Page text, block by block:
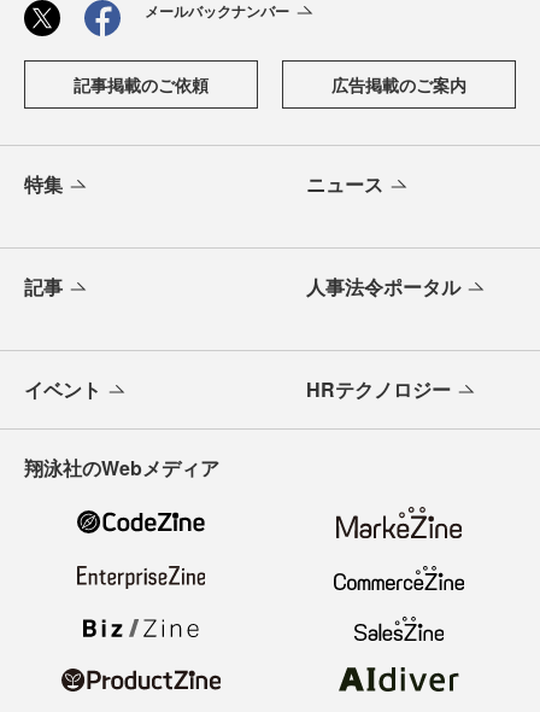
メールバックナンバー
記事掲載のご依頼 広告掲載のご案内
特集 ニュース
記事 人事法令ポータル
イベント HRテクノロジー
翔泳社のWebメディア